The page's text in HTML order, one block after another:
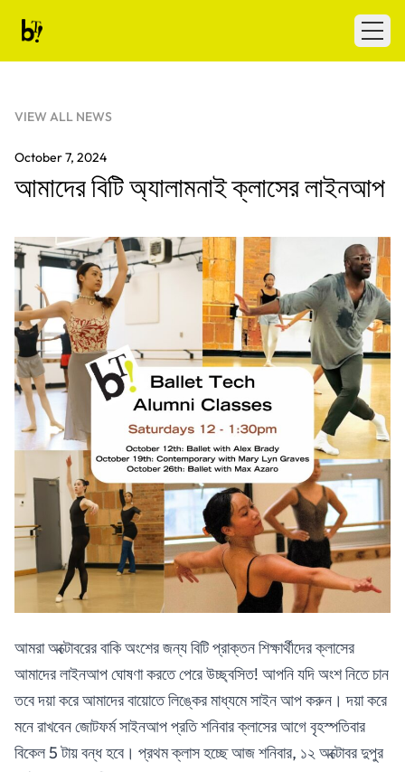
Ballet Tech
VIEW ALL NEWS
October 7, 2024
আমাদের বিটি অ্যালামনাই ক্লাসের লাইনআপ
আমরা অক্টোবরের বাকি অংশের জন্য বিটি প্রাক্তন শিক্ষার্থীদের ক্লাসের
আমাদের লাইনআপ ঘোষণা করতে পেরে উচ্ছ্বসিত! আপনি যদি অংশ নিতে চান
তবে দয়া করে আমাদের বায়োতে লিঙ্কের মাধ্যমে সাইন আপ করুন। দয়া করে
মনে রাখবেন জোটফর্ম সাইনআপ প্রতি শনিবার ক্লাসের আগে বৃহস্পতিবার
বিকেল 5 টায় বন্ধ হবে। প্রথম ক্লাস হচ্ছে আজ শনিবার, ১২ অক্টোবর দুপুর